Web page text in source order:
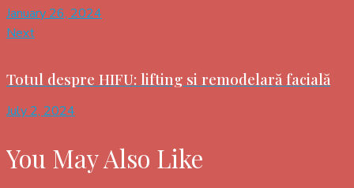
January 26, 2024
Next
Totul despre HIFU: lifting si remodelară facială
July 2, 2024
You May Also Like